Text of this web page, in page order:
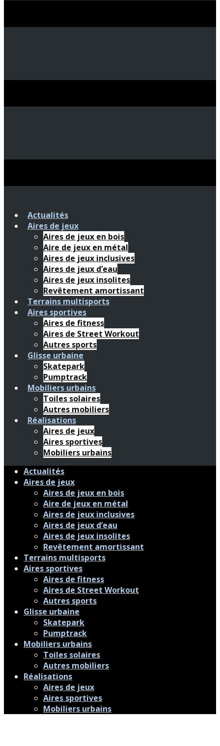
Actualités
Aires de jeux
Aires de jeux en bois
Aire de jeux en métal
Aires de jeux inclusives
Aires de jeux d’eau
Aires de jeux insolites
Revêtement amortissant
Terrains multisports
Aires sportives
Aires de fitness
Aires de Street Workout
Autres sports
Glisse urbaine
Skatepark
Pumptrack
Mobiliers urbains
Toiles solaires
Autres mobiliers
Réalisations
Aires de jeux
Aires sportives
Mobiliers urbains
Actualités
Aires de jeux
Aires de jeux en bois
Aire de jeux en métal
Aires de jeux inclusives
Aires de jeux d’eau
Aires de jeux insolites
Revêtement amortissant
Terrains multisports
Aires sportives
Aires de fitness
Aires de Street Workout
Autres sports
Glisse urbaine
Skatepark
Pumptrack
Mobiliers urbains
Toiles solaires
Autres mobiliers
Réalisations
Aires de jeux
Aires sportives
Mobiliers urbains